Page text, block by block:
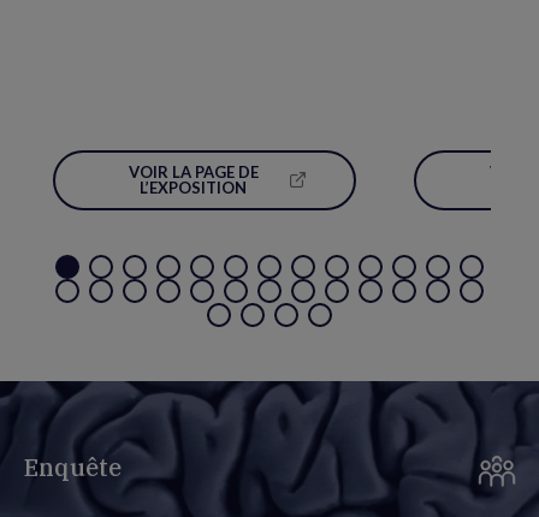
VOIR LA PAGE DE
L’EXPOSITION(NOUVELLE
VOIR
Enquête